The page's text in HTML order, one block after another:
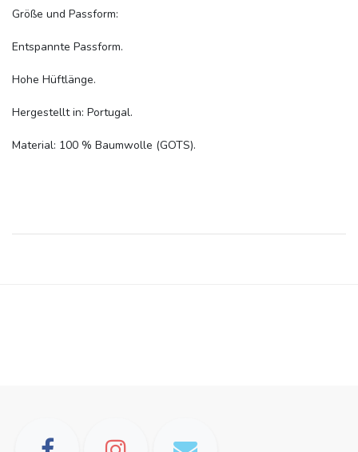
Größe und Passform:
Entspannte Passform.
Hohe Hüftlänge.
Hergestellt in: Portugal.
Material: 100 % Baumwolle (GOTS).